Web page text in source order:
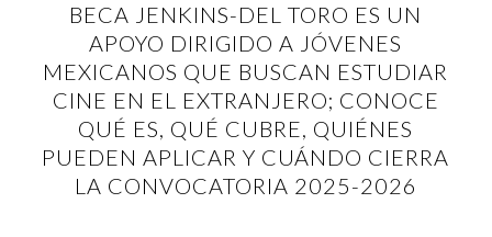
BECA JENKINS-DEL TORO ES UN
APOYO DIRIGIDO A JÓVENES
MEXICANOS QUE BUSCAN ESTUDIAR
CINE EN EL EXTRANJERO; CONOCE
QUÉ ES, QUÉ CUBRE, QUIÉNES
PUEDEN APLICAR Y CUÁNDO CIERRA
LA CONVOCATORIA 2025-2026